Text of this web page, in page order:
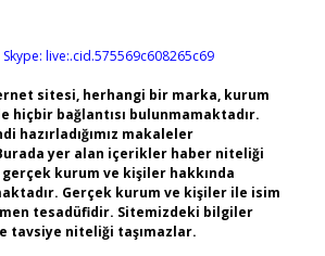
Skype: live:.cid.575569c608265c69
sitesi, herhangi bir marka, kurum
hiçbir bağlantısı bulunmamaktadır.
hazırladığımız makaleler
yer alan içerikler haber niteliği
kurum ve kişiler hakkında
Gerçek kurum ve kişiler ile isim
tesadüfidir. Sitemizdeki bilgiler
tavsiye niteliği taşımazlar.